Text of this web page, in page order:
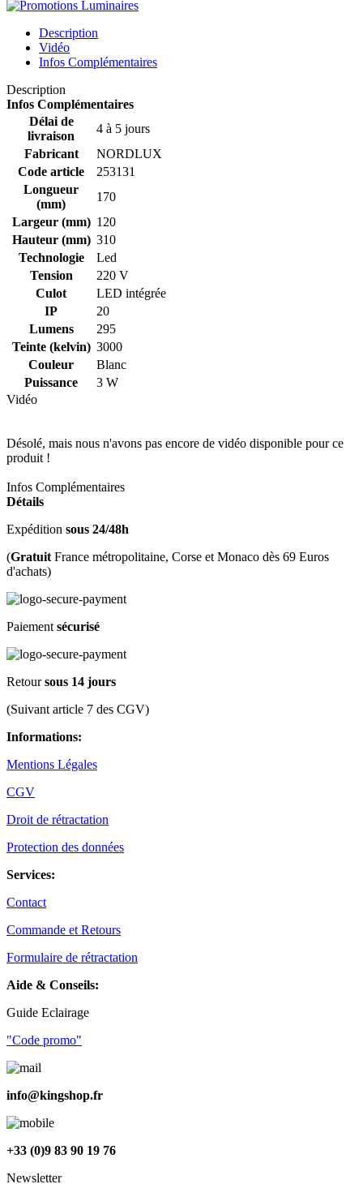
Description
Vidéo
Infos Complémentaires
Description
Infos Complémentaires
Délai de
livraison
4 à 5 jours
Fabricant
NORDLUX
Code article
253131
Longueur
(mm)
170
Largeur (mm) 120
Hauteur (mm) 310
Technologie
Led
Tension
220 V
Culot
LED intégrée
IP
20
Lumens
295
Teinte (kelvin) 3000
Couleur
Blanc
Puissance
3 W
Vidéo
Désolé, mais nous n'avons pas encore de vidéo disponible pour ce
produit !
Infos Complémentaires
Détails
Expédition sous 24/48h
(Gratuit France métropolitaine, Corse et Monaco dès 69 Euros
d'achats)
Paiement sécurisé
Retoursous 14 jours
(Suivant article 7 des CGV)
Informations:
Mentions Légales
CGV
Droit de rétractation
Protection des données
Services:
Contact
Commande et Retours
Formulaire de rétractation
Aide & Conseils:
Guide Eclairage
"Code promo"
info@kingshop.fr
+33 (0)9 83 90 19 76
Newsletter